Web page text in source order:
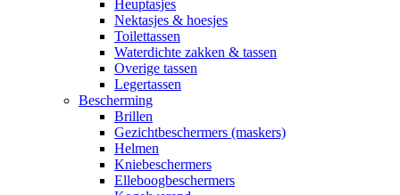
Heuptasjes
Nektasjes & hoesjes
Toilettassen
Waterdichte zakken & tassen
Overige tassen
Legertassen
Bescherming
Brillen
Gezichtbeschermers (maskers)
Helmen
Kniebeschermers
Elleboogbeschermers